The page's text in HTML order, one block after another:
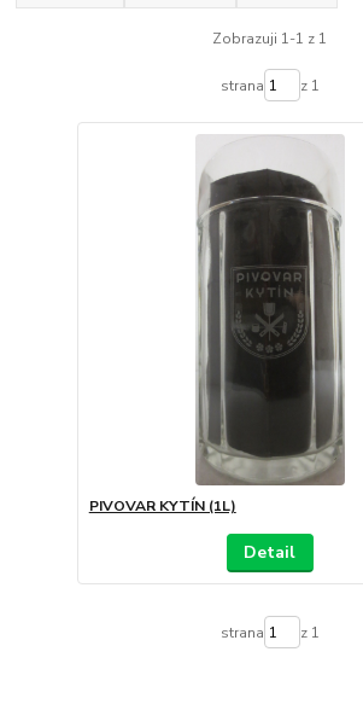
Zobrazuji 1-1 z 1
strana z 1
PIVOVAR KYTÍN (1L)
Detail
strana z 1